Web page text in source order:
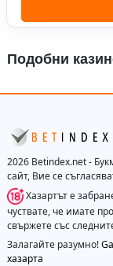
Подобни
2026 Betindex.net -
сайт, Вие се
Хазартът е
чуствате, че имате
свържете със
Залагайте разумно!
хазарта